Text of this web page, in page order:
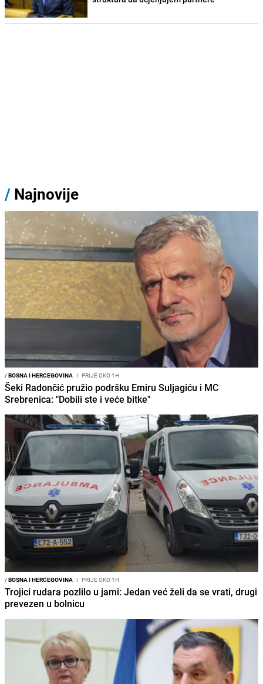
/ Najnovije
/BOSNA I HERCEGOVINA I PRIJE OKO 1H
Šeki Radončić pružio podršku Emiru Suljagiću i MC
Srebrenica: "Dobili ste i veće bitke"
/BOSNA I HERCEGOVINA I PRIJE OKO 1H
Trojici rudara pozlilo u jami: Jedan već želi da se vrati, drugi
prevezen u bolnicu